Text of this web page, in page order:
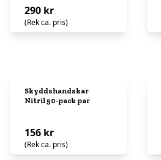
290 kr
(Rek ca. pris)
Skyddshandskar
Nitril 50-pack par
156 kr
(Rek ca. pris)